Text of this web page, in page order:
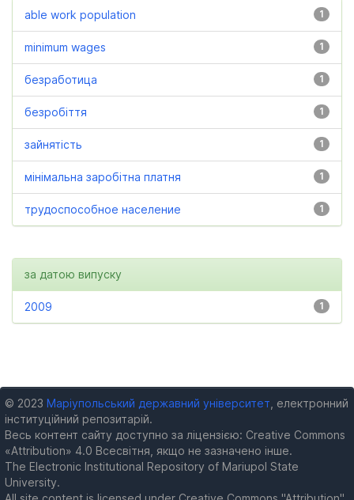
1
able work population
1
minimum wages
1
безработица
1
безробіття
1
зайнятість
1
мінімальна заробітна платня
1
трудоспособное население
за датою випуску
1
2009
© 2023 Маріупольський державний університет , електронний
інституційний репозитарій.
Весь контент сайту доступно за ліцензією: Creative Commons
«Attribution» 4.0 Всесвітня, якщо не зазначено інше.
The Electronic Institutional Repository of Mariupol State
University.